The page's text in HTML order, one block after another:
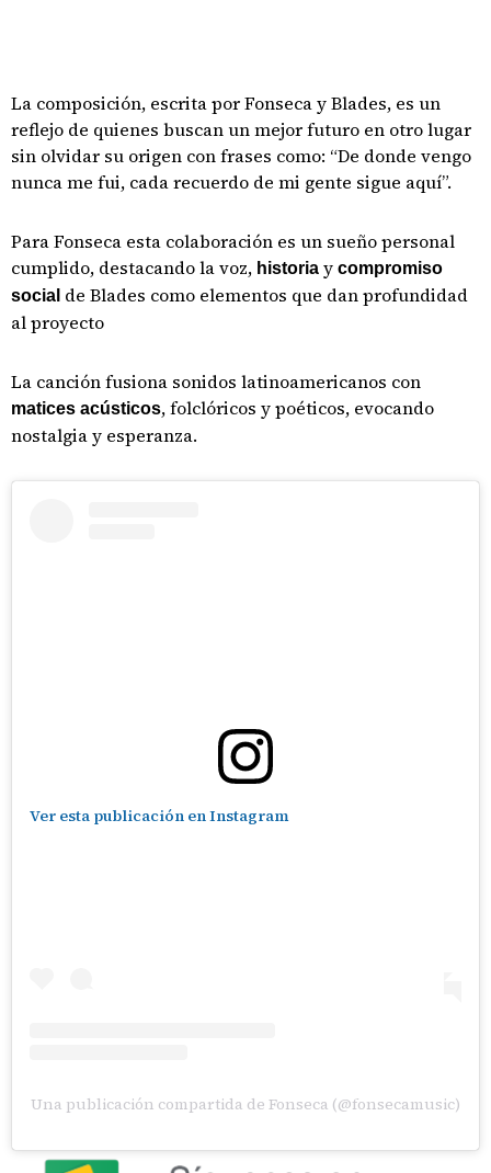
La composición, escrita por Fonseca y Blades, es un
reflejo de quienes buscan un mejor futuro en otro lugar
sin olvidar su origen con frases como: “De donde vengo
nunca me fui, cada recuerdo de mi gente sigue aquí”.
Para Fonseca esta colaboración es un sueño personal
cumplido, destacando la voz, historia y compromiso
social de Blades como elementos que dan profundidad
al proyecto
La canción fusiona sonidos latinoamericanos con
matices acústicos, folclóricos y poéticos, evocando
nostalgia y esperanza.
Ver esta publicación en Instagram
Una publicación compartida de Fonseca (@fonsecamusic)